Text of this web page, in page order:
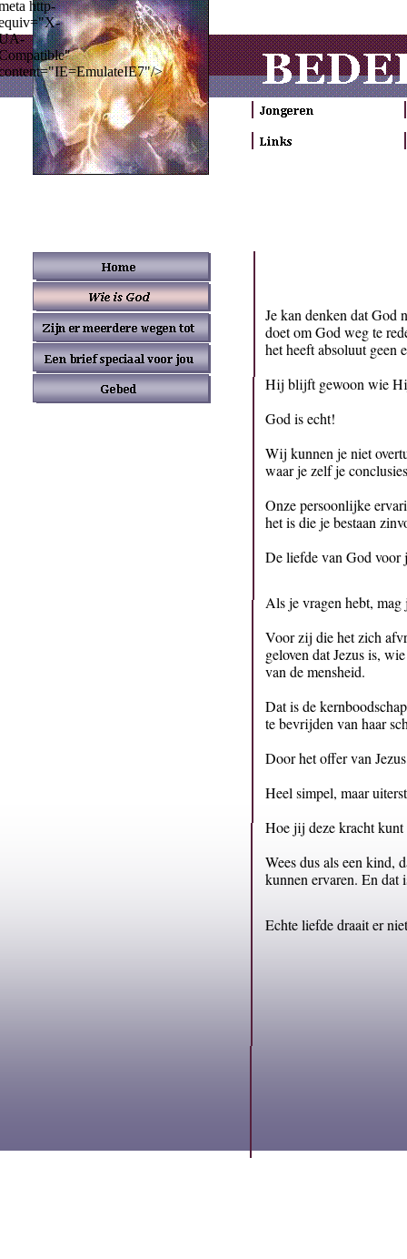
Je kan denken dat God
doet om God weg te
het heeft absoluut geen
Hij blijft gewoon wie
God is echt!
Wij kunnen je niet
waar je zelf je
Onze persoonlijke
het is die je bestaan
De liefde van God voor
Als je vragen hebt, mag
Voor zij die het zich
geloven dat Jezus is,
van de mensheid.
Dat is de
te bevrijden van haar
Door het offer van
Heel simpel, maar
Hoe jij deze kracht kunt
Wees dus als een kind,
kunnen ervaren. En dat
Echte liefde draait er
http-
>